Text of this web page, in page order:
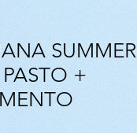
SUMMER
+